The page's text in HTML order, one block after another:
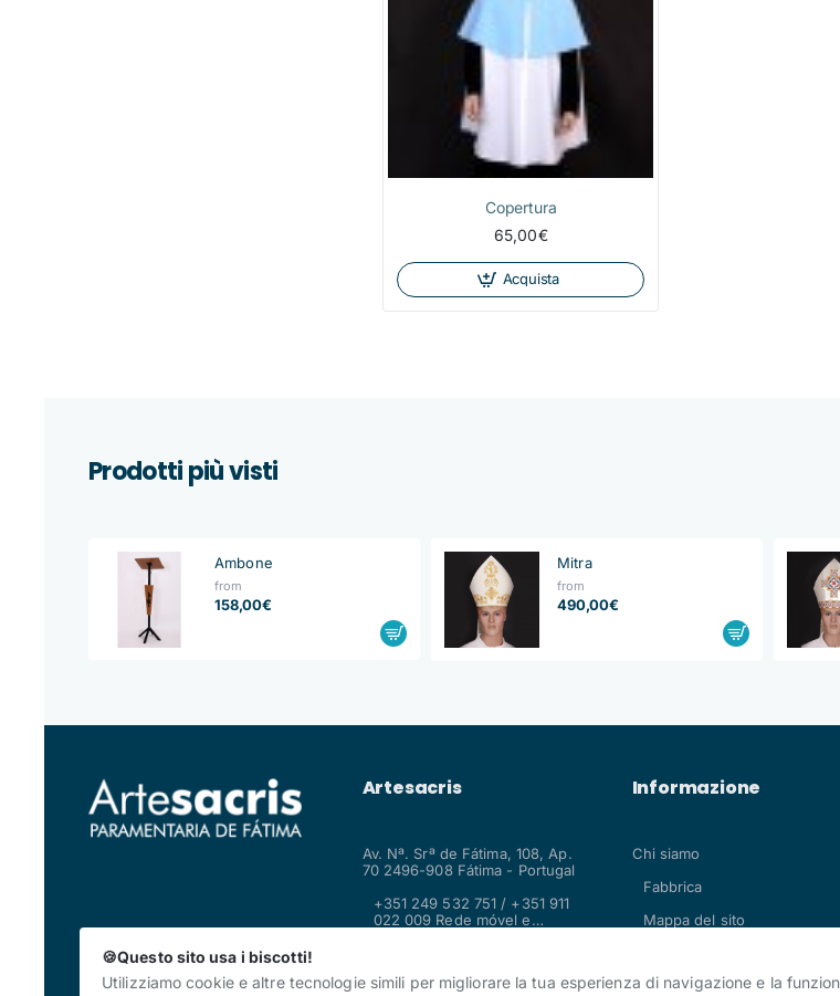
🍪Questo sito usa i biscotti!
Utilizziamo cookie e altre tecnologie simili per migliorare la tua esperienza di navigazione e la
Copertura
65,00€
Acquista
Prodotti più visti
Ambone
from
158,00€
Mitra
from
490,00€
Artesacris
Av. Nª. Srª de Fátima, 108, Ap.
70 2496-908 Fátima - Portugal
+351 249 532 751 / +351 911
022 009 Rede móvel e
Informazione
Chi siamo
Fabbrica
Mappa del sito